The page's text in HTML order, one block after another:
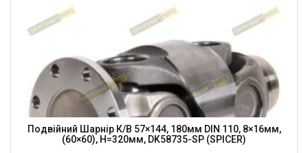
Подвійний Шарнір К/в 57×144, 180мм DIN 110, 8×16мм,
(60×60), H=320мм, DK58735-SP (SPICER)